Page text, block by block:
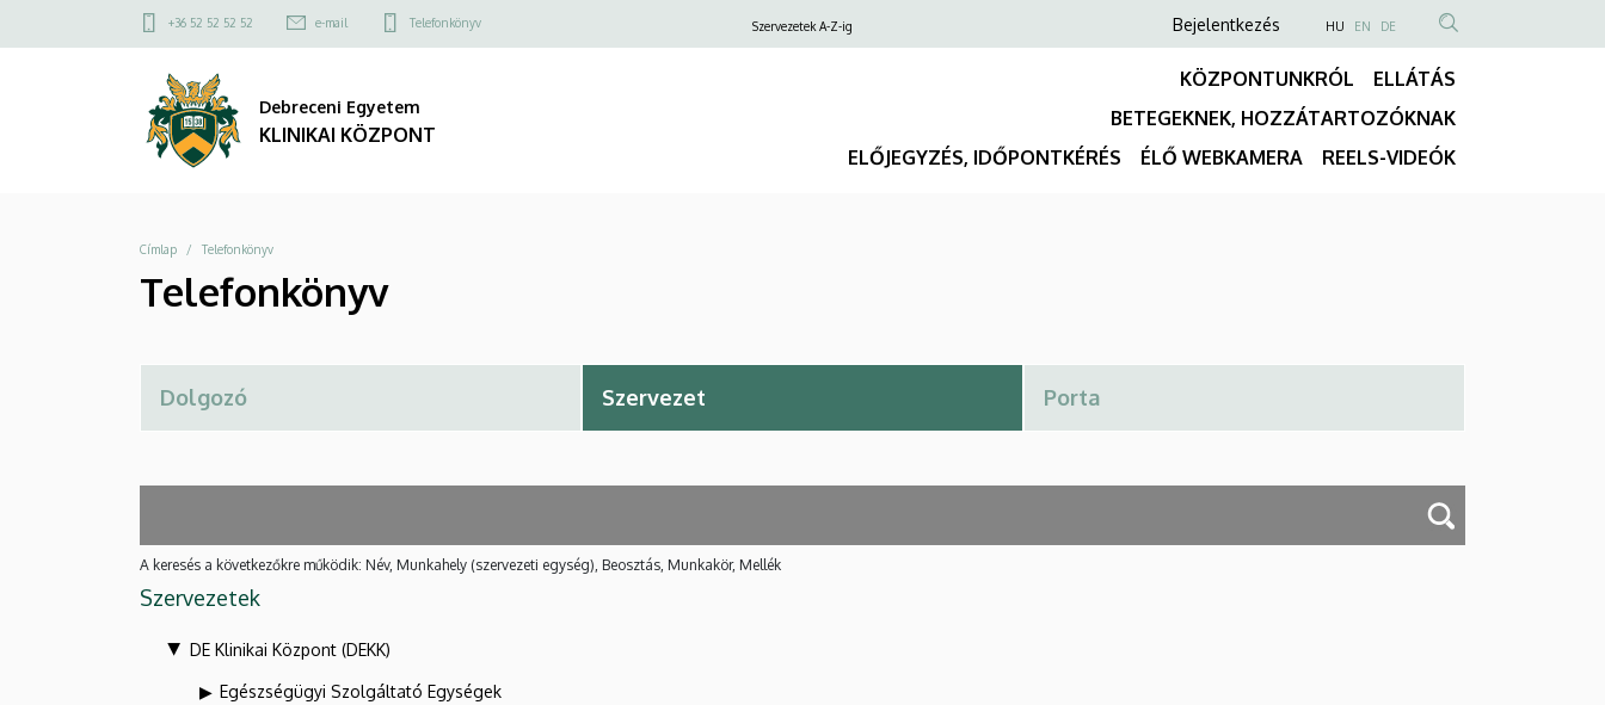
Telefonkönyv
KLINIKAI
KÖZPONT
a
Felső
menü
+36 52 52 52 52 e-mail Telefonkönyv Szervezetek A-Z-ig
Anonim
fiók
menüje
Bejelentkezés NYELVVÁLASZTÓ
HU EN DE
TARTALOM
KERESÉSE
Debreceni Egyetem
KLINIKAI KÖZPONT
KÖZPONTUNKRÓL
ELLÁTÁS
BETEGEKNEK, HOZZÁTARTOZÓKNAK
ELŐJEGYZÉS, IDŐPONTKÉRÉS
ÉLŐ WEBKAMERA REELS-VIDEÓK
Morzsa
Címlap Telefonkönyv
Telefonkönyv
A keresés a következőkre működik: Név, Munkahely (szervezeti egység), Beosztás, Munkakör, Mellék
Szervezetek
DE Klinikai Központ (DEKK)
Egészségügyi Szolgáltató Egységek